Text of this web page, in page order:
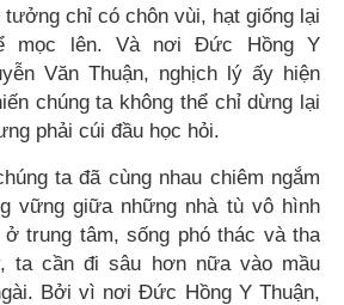
chỉ có chôn vùi, hạt giống lại
mọc lên. Và nơi Đức Hồng Y
Văn Thuận, nghịch lý ấy hiện
chúng ta không thể chỉ dừng lại
phải cúi đầu học hỏi.
ta đã cùng nhau chiêm ngắm
vững giữa những nhà tù vô hình
ở trung tâm, sống phó thác và tha
ta cần đi sâu hơn nữa vào mầu
Bởi vì nơi Đức Hồng Y Thuận,